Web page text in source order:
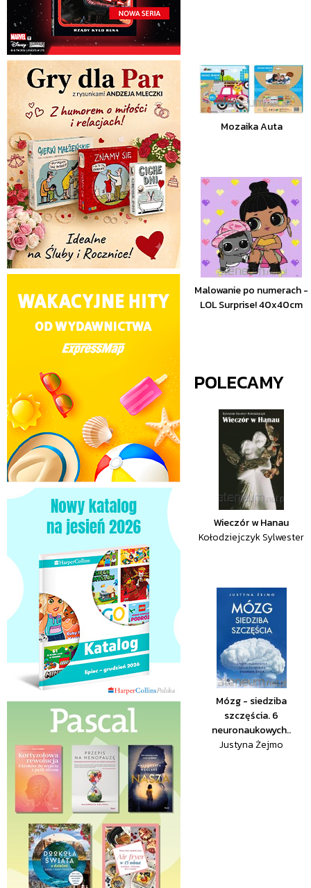
Mozaika Auta
Malowanie po numerach -
LOL Surprise! 40x40cm
POLECAMY
Wieczór w Hanau
Kołodziejczyk Sylwester
Mózg - siedziba
szczęścia. 6
neuronaukowych..
Justyna Żejmo